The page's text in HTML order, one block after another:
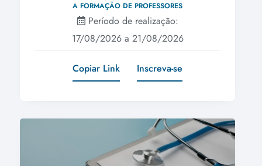
A FORMAÇÃO DE PROFESSORES
Período de realização:
17/08/2026 a 21/08/2026
Copiar Link Inscreva-se